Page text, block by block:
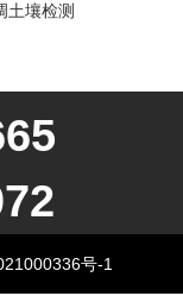
土壤检测
号-1